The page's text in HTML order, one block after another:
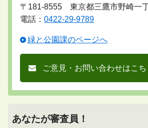
〒181-8555 東京都三鷹市野崎一
電話：0422-29-9789
緑と公園課のページへ
ご意見・お問い合わせはこち
あなたが審査員！